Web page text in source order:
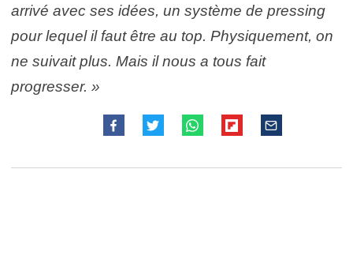
arrivé avec ses idées, un système de pressing
pour lequel il faut être au top. Physiquement, on
ne suivait plus. Mais il nous a tous fait
progresser. »